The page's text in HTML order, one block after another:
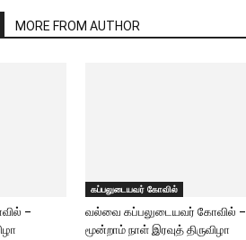
MORE FROM AUTHOR
–
கப்பலுடையவர் கோவில்
வல்வை கப்பலுடையவர் கோவில் –
மூன்றாம் நாள் இரவுத் திருவிழா